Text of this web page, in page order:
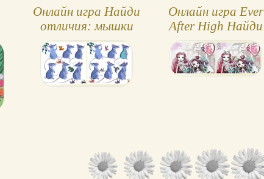
Онлайн игра Найди
отличия: мышки
Онлайн игра Ever
After High Найди
отличия, Мэдлин и
Рэйвен